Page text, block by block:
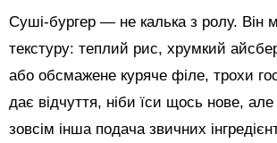
Суші-бургер — не калька з ролу. Він
текстуру: теплий рис, хрумкий
або обсмажене куряче філе, трохи
дає відчуття, ніби їси щось нове,
зовсім інша подача звичних